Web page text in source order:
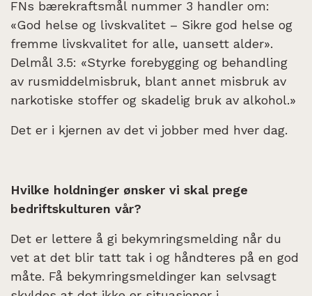
FNs bærekraftsmål nummer 3 handler om:
«God helse og livskvalitet – Sikre god helse og
fremme livskvalitet for alle, uansett alder».
Delmål 3.5: «Styrke forebygging og behandling
av rusmiddelmisbruk, blant annet misbruk av
narkotiske stoffer og skadelig bruk av alkohol.»
Det er i kjernen av det vi jobber med hver dag.
Hvilke holdninger ønsker vi skal prege
bedriftskulturen vår?
Det er lettere å gi bekymringsmelding når du
vet at det blir tatt tak i og håndteres på en god
måte. Få bekymringsmeldinger kan selvsagt